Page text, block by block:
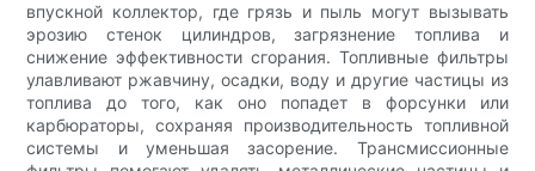
впускной коллектор, где грязь и пыль могут вызывать
эрозию стенок цилиндров, загрязнение топлива и
снижение эффективности сгорания. Топливные фильтры
улавливают ржавчину, осадки, воду и другие частицы из
топлива до того, как оно попадет в форсунки или
карбюраторы, сохраняя производительность топливной
системы и уменьшая засорение. Трансмиссионные